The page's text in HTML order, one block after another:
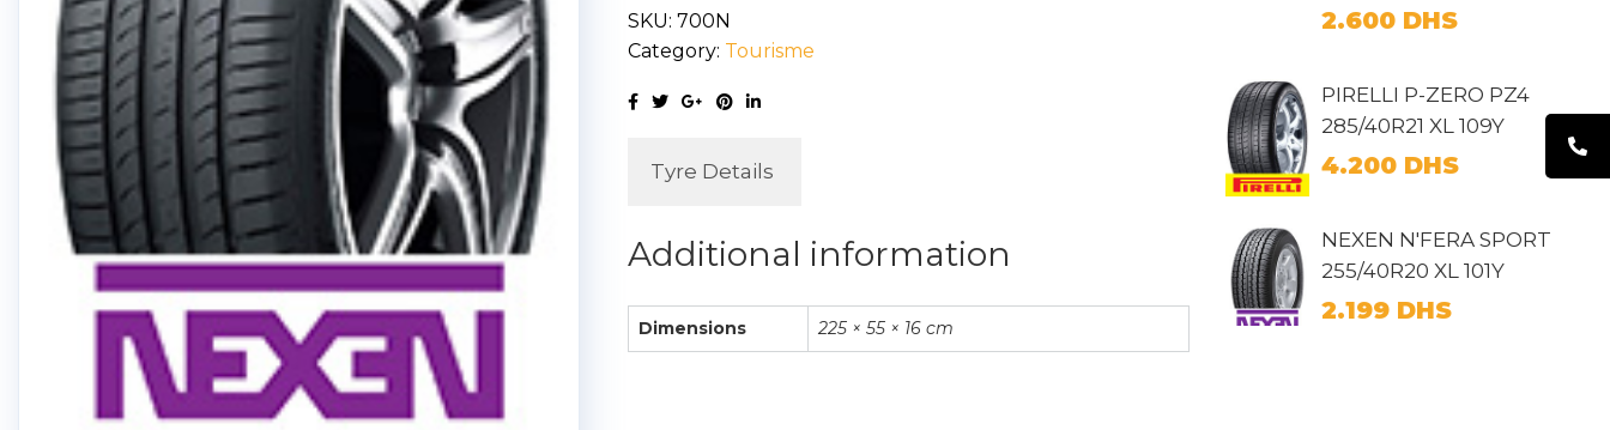
225/55R16
99H
quantity
SKU: 700N
Category: Tourisme
Tyre Details
Additional information
Dimensions 225 × 55 × 16 cm
2.600 DHS
PIRELLI P-ZERO PZ4
285/40R21 XL 109Y
4.200 DHS
NEXEN N'FERA SPORT
255/40R20 XL 101Y
2.199 DHS